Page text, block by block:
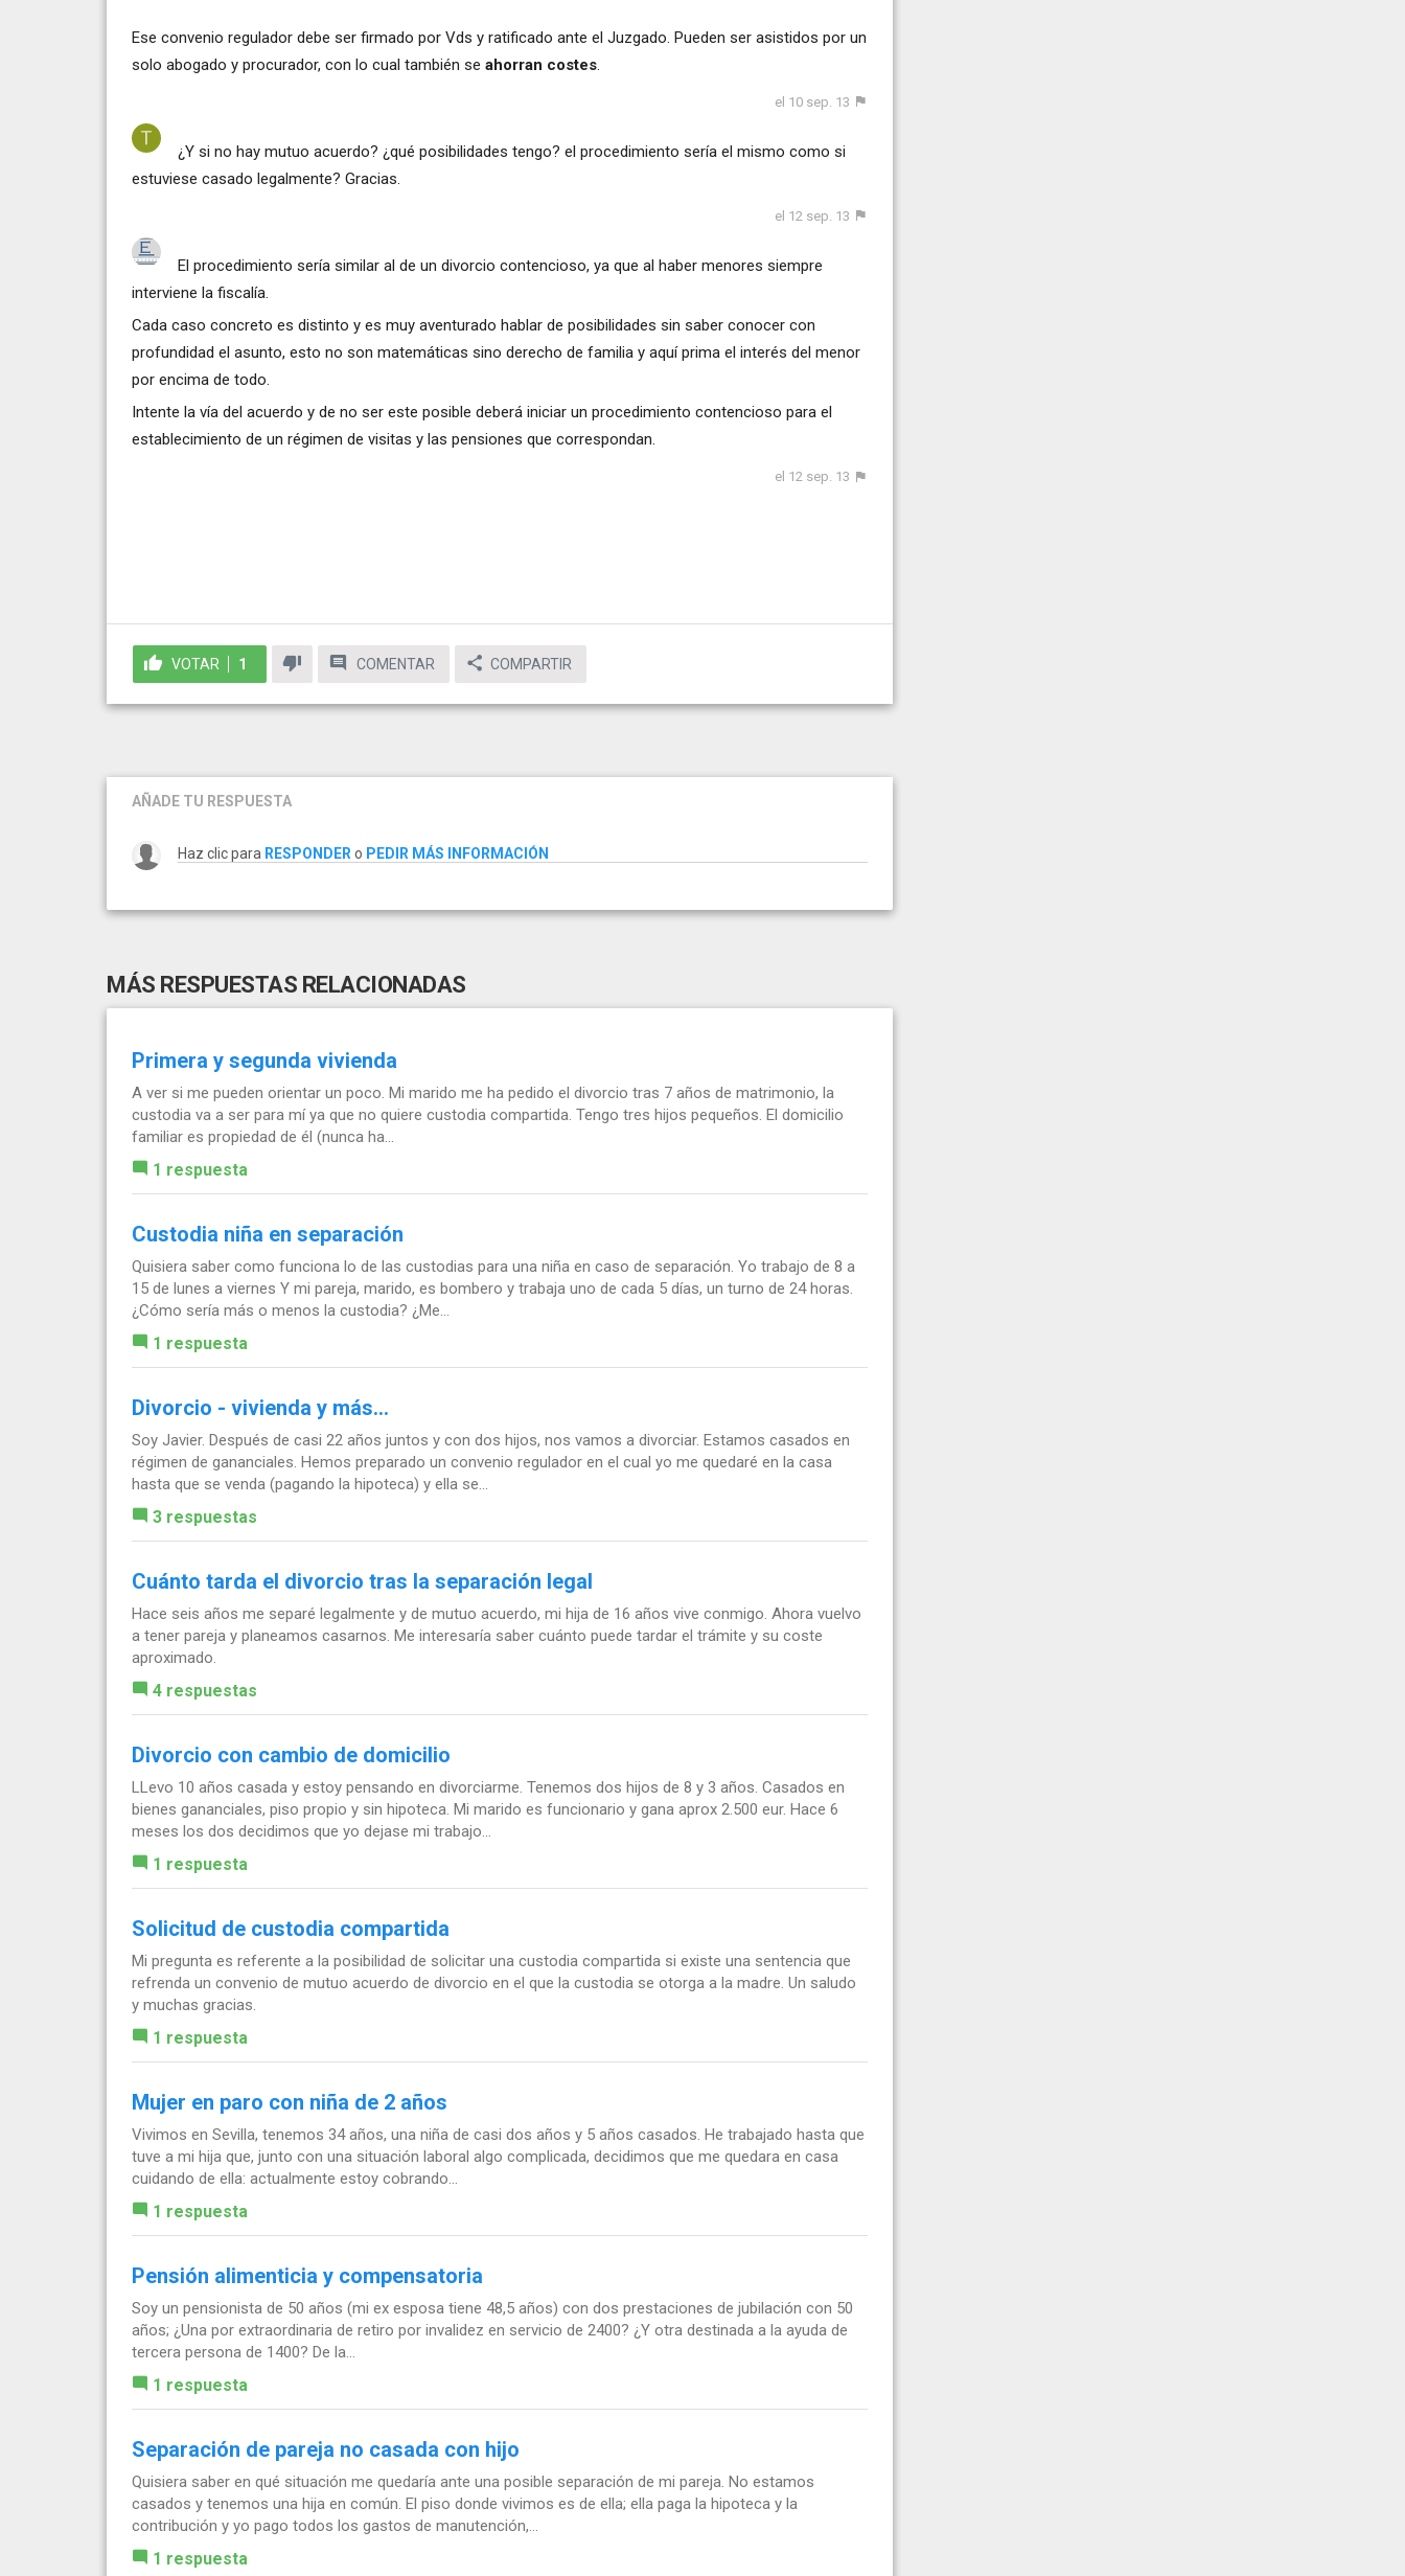
Ese convenio regulador debe ser firmado por Vds y ratificado ante el Juzgado. Pueden ser asistidos por un
solo abogado y procurador, con lo cual también se ahorran costes.
el 10 sep. 13
¿Y si no hay mutuo acuerdo? ¿qué posibilidades tengo? el procedimiento sería el mismo como si
estuviese casado legalmente? Gracias.
el 12 sep. 13
El procedimiento sería similar al de un divorcio contencioso, ya que al haber menores siempre
interviene la fiscalía.
Cada caso concreto es distinto y es muy aventurado hablar de posibilidades sin saber conocer con
profundidad el asunto, esto no son matemáticas sino derecho de familia y aquí prima el interés del menor
por encima de todo.
Intente la vía del acuerdo y de no ser este posible deberá iniciar un procedimiento contencioso para el
establecimiento de un régimen de visitas y las pensiones que correspondan.
el 12 sep. 13
VOTAR 1 COMENTAR COMPARTIR
AÑADE TU RESPUESTA
Haz clic para RESPONDER o PEDIR MÁS INFORMACIÓN
MÁS RESPUESTAS RELACIONADAS
Primera y segunda vivienda
A ver si me pueden orientar un poco. Mi marido me ha pedido el divorcio tras 7 años de matrimonio, la
custodia va a ser para mí ya que no quiere custodia compartida. Tengo tres hijos pequeños. El domicilio
familiar es propiedad de él (nunca ha...
1 respuesta
Custodia niña en separación
Quisiera saber como funciona lo de las custodias para una niña en caso de separación. Yo trabajo de 8 a
15 de lunes a viernes Y mi pareja, marido, es bombero y trabaja uno de cada 5 días, un turno de 24 horas.
¿Cómo sería más o menos la custodia? ¿Me...
1 respuesta
Divorcio - vivienda y más...
Soy Javier. Después de casi 22 años juntos y con dos hijos, nos vamos a divorciar. Estamos casados en
régimen de gananciales. Hemos preparado un convenio regulador en el cual yo me quedaré en la casa
hasta que se venda (pagando la hipoteca) y ella se...
3 respuestas
Cuánto tarda el divorcio tras la separación legal
Hace seis años me separé legalmente y de mutuo acuerdo, mi hija de 16 años vive conmigo. Ahora vuelvo
a tener pareja y planeamos casarnos. Me interesaría saber cuánto puede tardar el trámite y su coste
aproximado.
4 respuestas
Divorcio con cambio de domicilio
LLevo 10 años casada y estoy pensando en divorciarme. Tenemos dos hijos de 8 y 3 años. Casados en
bienes gananciales, piso propio y sin hipoteca. Mi marido es funcionario y gana aprox 2.500 eur. Hace 6
meses los dos decidimos que yo dejase mi trabajo...
1 respuesta
Solicitud de custodia compartida
Mi pregunta es referente a la posibilidad de solicitar una custodia compartida si existe una sentencia que
refrenda un convenio de mutuo acuerdo de divorcio en el que la custodia se otorga a la madre. Un saludo
y muchas gracias.
1 respuesta
Mujer en paro con niña de 2 años
Vivimos en Sevilla, tenemos 34 años, una niña de casi dos años y 5 años casados. He trabajado hasta que
tuve a mi hija que, junto con una situación laboral algo complicada, decidimos que me quedara en casa
cuidando de ella: actualmente estoy cobrando...
1 respuesta
Pensión alimenticia y compensatoria
Soy un pensionista de 50 años (mi ex esposa tiene 48,5 años) con dos prestaciones de jubilación con 50
años; ¿Una por extraordinaria de retiro por invalidez en servicio de 2400? ¿Y otra destinada a la ayuda de
tercera persona de 1400? De la...
1 respuesta
Separación de pareja no casada con hijo
Quisiera saber en qué situación me quedaría ante una posible separación de mi pareja. No estamos
casados y tenemos una hija en común. El piso donde vivimos es de ella; ella paga la hipoteca y la
contribución y yo pago todos los gastos de manutención,...
1 respuesta